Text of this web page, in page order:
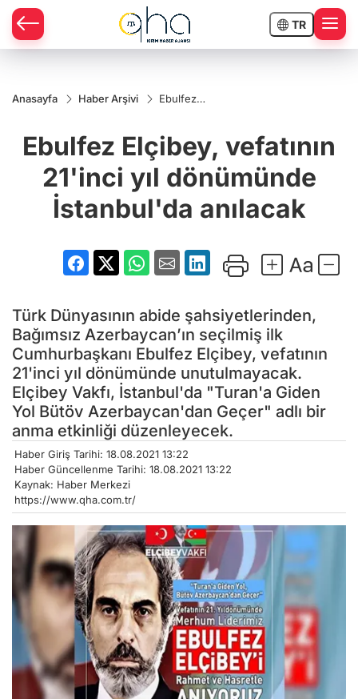
TR
Anasayfa Haber Arşivi
Ebulfez
21'inci yıl
dönümünde
İstanbul'da
anılacak
Ebulfez Elçibey, vefatının
21'inci yıl dönümünde
İstanbul'da anılacak
Türk Dünyasının abide şahsiyetlerinden,
Bağımsız Azerbaycan’ın seçilmiş ilk
Cumhurbaşkanı Ebulfez Elçibey, vefatının
21'inci yıl dönümünde unutulmayacak.
Elçibey Vakfı, İstanbul'da "Turan'a Giden
Yol Bütöv Azerbaycan'dan Geçer" adlı bir
anma etkinliği düzenleyecek.
Haber Giriş Tarihi: 18.08.2021 13:22
Haber Güncellenme Tarihi: 18.08.2021 13:22
Kaynak: Haber Merkezi
https://www.qha.com.tr/